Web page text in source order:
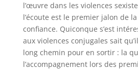
l’œuvre dans les violences
l’écoute est le premier jalon de
confiance. Quiconque s’est
aux violences conjugales sait
long chemin pour en sortir : la
l’accompagnement lors des